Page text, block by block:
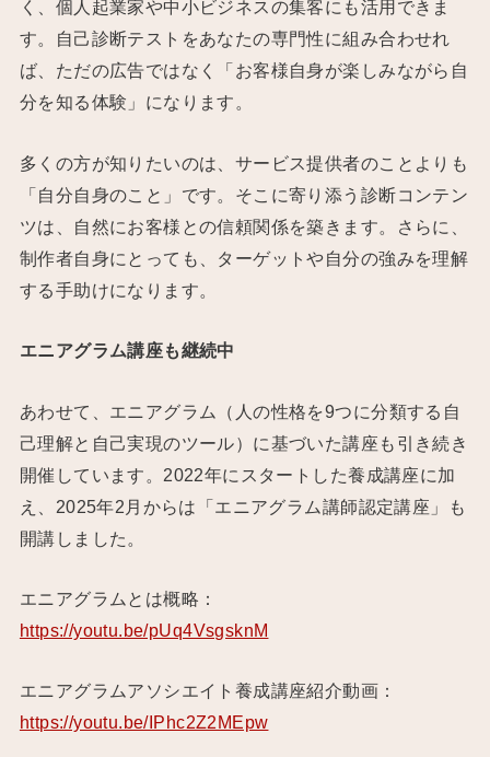
く、個人起業家や中小ビジネスの集客にも活用できま
す。自己診断テストをあなたの専門性に組み合わせれ
ば、ただの広告ではなく「お客様自身が楽しみながら自
分を知る体験」になります。
多くの方が知りたいのは、サービス提供者のことよりも
「自分自身のこと」です。そこに寄り添う診断コンテン
ツは、自然にお客様との信頼関係を築きます。さらに、
制作者自身にとっても、ターゲットや自分の強みを理解
する手助けになります。
エニアグラム講座も継続中
あわせて、エニアグラム（人の性格を9つに分類する自
己理解と自己実現のツール）に基づいた講座も引き続き
開催しています。2022年にスタートした養成講座に加
え、2025年2月からは「エニアグラム講師認定講座」も
開講しました。
エニアグラムとは概略：
https://youtu.be/pUq4VsgsknM
エニアグラムアソシエイト養成講座紹介動画：
https://youtu.be/IPhc2Z2MEpw